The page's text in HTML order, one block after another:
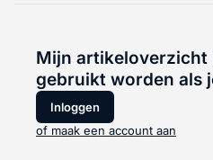
Mijn artikeloverzicht
gebruikt worden als
Inloggen
of maak een account aan